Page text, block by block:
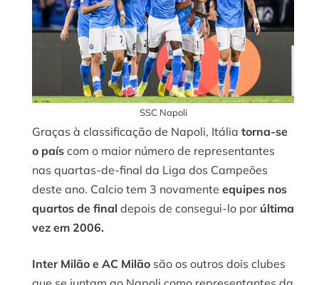
SSC Napoli
Graças à classificação de Napoli, Itália torna-se
o país com o maior número de representantes
nas quartas-de-final da Liga dos Campeões
deste ano. Calcio tem 3 novamente equipes nos
quartos de final depois de consegui-lo por última
vez em 2006.
Inter Milão e AC Milão são os outros dois clubes